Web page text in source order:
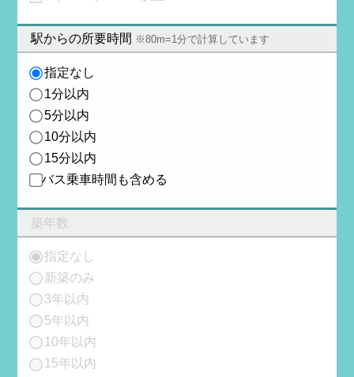
駅からの所要時間 ※80m=1分で計算しています
指定なし
1分以内
5分以内
10分以内
15分以内
バス乗車時間も含める
築年数
指定なし
新築のみ
3年以内
5年以内
10年以内
15年以内